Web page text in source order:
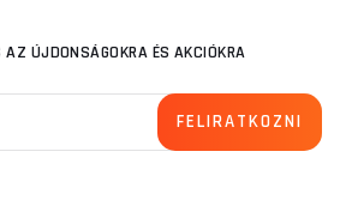
AZ ÚJDONSÁGOKRA ÉS AKCIÓKRA